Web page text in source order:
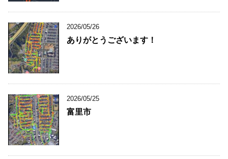
2026/05/26
ありがとうございます！
2026/05/25
富里市